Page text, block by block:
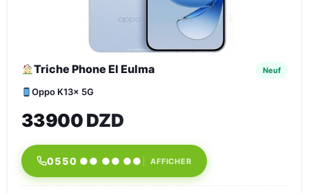
Triche Phone El Eulma Neuf
Oppo K13x 5G
33900 DZD
0550 ●● ●● ●● AFFICHER